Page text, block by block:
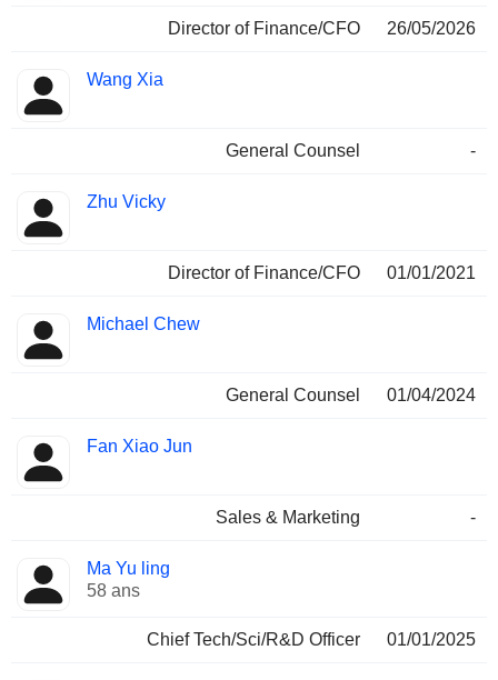
Director of Finance/CFO 26/05/2026
Wang Xia
General Counsel -
Zhu Vicky
Director of Finance/CFO 01/01/2021
Michael Chew
General Counsel 01/04/2024
Fan Xiao Jun
Sales & Marketing -
Ma Yu ling
58 ans
Chief Tech/Sci/R&D Officer 01/01/2025